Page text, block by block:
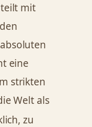
teilt mit
eine
strikten
Welt als
zu